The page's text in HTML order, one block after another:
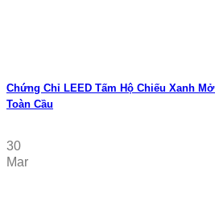
Chứng Chỉ LEED Tấm Hộ Chiếu Xanh
Toàn Cầu
30
Mar